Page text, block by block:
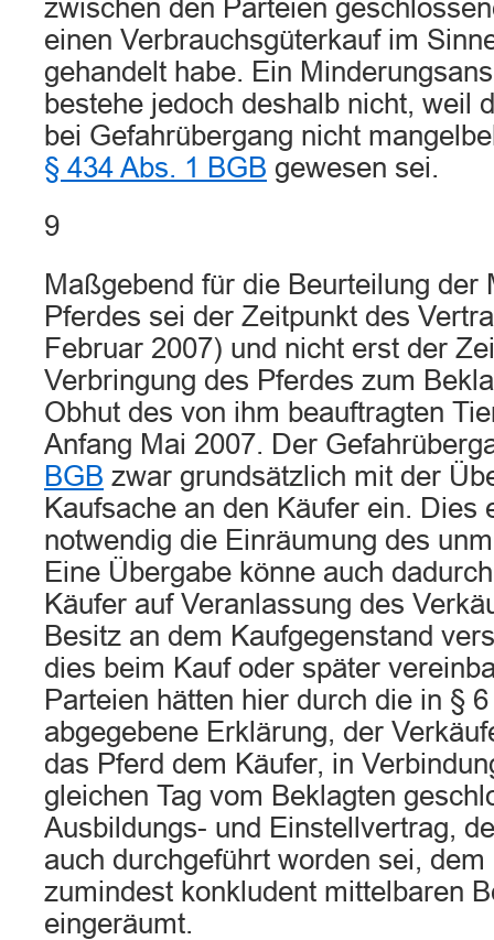
zwischen den Parteien
einen Verbrauchsgüterkauf im
gehandelt habe. Ein
bestehe jedoch deshalb nicht, weil
bei Gefahrübergang nicht
§ 434 Abs. 1 BGB gewesen sei.
9
Maßgebend für die Beurteilung der
Pferdes sei der Zeitpunkt des
Februar 2007) und nicht erst der
Verbringung des Pferdes zum
Obhut des von ihm beauftragten
Anfang Mai 2007. Der
BGB zwar grundsätzlich mit der
Kaufsache an den Käufer ein. Dies
notwendig die Einräumung des
Eine Übergabe könne auch
Käufer auf Veranlassung des
Besitz an dem Kaufgegenstand
dies beim Kauf oder später
Parteien hätten hier durch die in §
abgegebene Erklärung, der
das Pferd dem Käufer, in
gleichen Tag vom Beklagten
Ausbildungs- und Einstellvertrag,
auch durchgeführt worden sei, dem
zumindest konkludent mittelbaren
eingeräumt.